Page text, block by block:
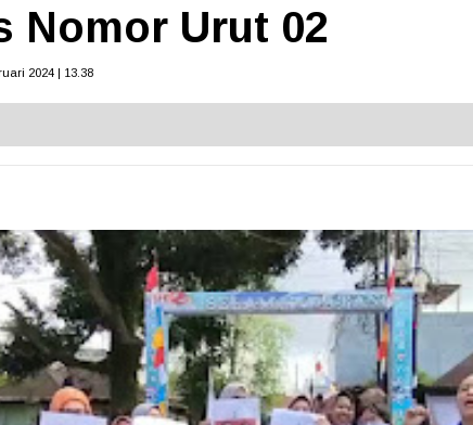
Nomor Urut 02
2024 | 13.38